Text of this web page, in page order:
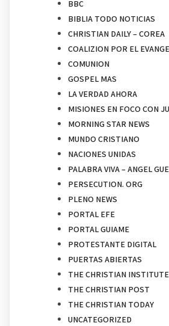
BBC
BIBLIA TODO NOTICIAS
CHRISTIAN DAILY – COREA
COALIZION POR EL
COMUNION
GOSPEL MAS
LA VERDAD AHORA
MISIONES EN FOCO CON
MORNING STAR NEWS
MUNDO CRISTIANO
NACIONES UNIDAS
PALABRA VIVA – ANGEL
PERSECUTION. ORG
PLENO NEWS
PORTAL EFE
PORTAL GUIAME
PROTESTANTE DIGITAL
PUERTAS ABIERTAS
THE CHRISTIAN INSTITUTE
THE CHRISTIAN POST
THE CHRISTIAN TODAY
UNCATEGORIZED